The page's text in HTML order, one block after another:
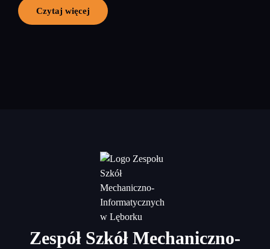
Czytaj więcej
Zespół Szkół Mechaniczno-